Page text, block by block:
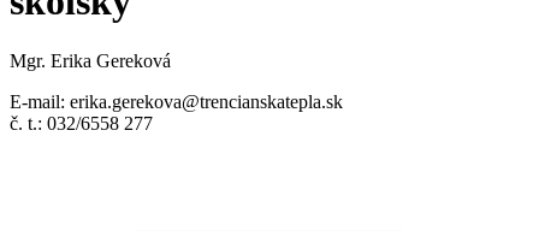
Mgr. Erika Gereková
E-mail: erika.gerekova@trencianskatepla.sk
č. t.: 032/6558 277